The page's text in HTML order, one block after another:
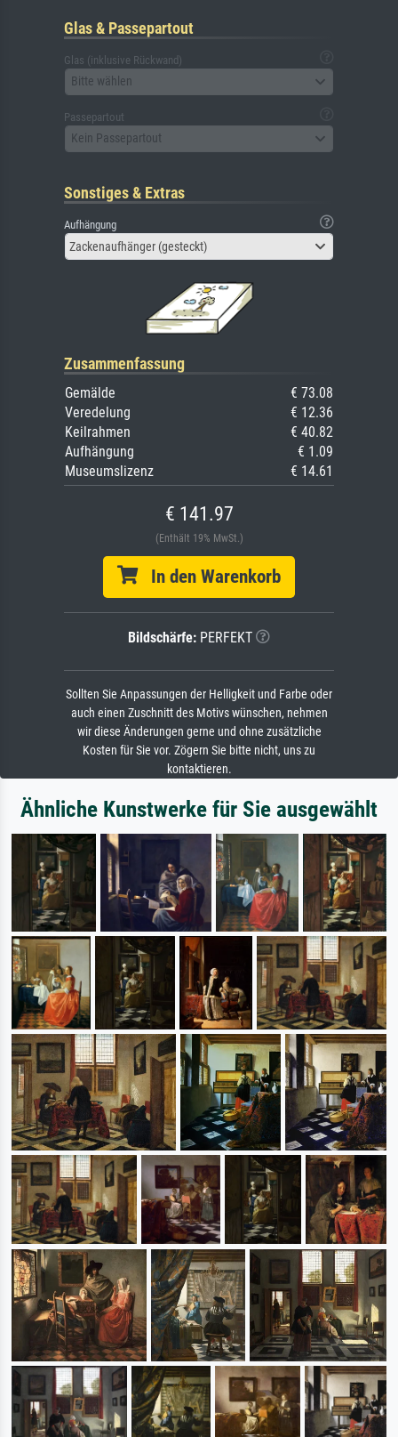
Glas & Passepartout
Glas (inklusive Rückwand)
Bitte wählen
Passepartout
Kein Passepartout
Sonstiges & Extras
Aufhängung
Zackenaufhänger (gesteckt)
Zusammenfassung
Gemälde
€ 73.08
Veredelung
€ 12.36
Keilrahmen
€ 40.82
Aufhängung
€ 1.09
Museumslizenz
€ 14.61
€ 141.97
(Enthält 19% MwSt.)
In den Warenkorb
Bildschärfe: PERFEKT
Sollten Sie Anpassungen der Helligkeit und Farbe oder
auch einen Zuschnitt des Motivs wünschen, nehmen
wir diese Änderungen gerne und ohne zusätzliche
Kosten für Sie vor. Zögern Sie bitte nicht, uns zu
kontaktieren.
Ähnliche Kunstwerke für Sie ausgewählt